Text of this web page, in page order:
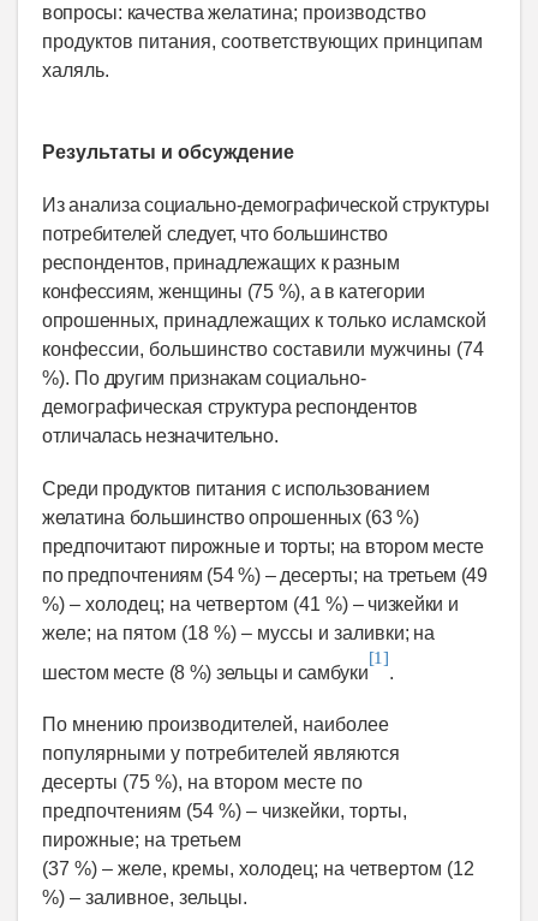
вопросы: качества желатина; производство
продуктов питания, соответствующих принципам
халяль.
Результаты и обсуждение
Из анализа социально-демографической структуры
потребителей следует, что большинство
респондентов, принадлежащих к разным
конфессиям, женщины (75 %), а в категории
опрошенных, принадлежащих к только исламской
конфессии, большинство составили мужчины (74
%). По другим признакамсоциально-
демографическая структура респондентов
отличалась незначительно.
Среди продуктов питания с использованием
желатина большинство опрошенных (63 %)
предпочитают пирожные и торты; на втором месте
по предпочтениям (54 %) – десерты; на третьем (49
%) – холодец; на четвертом (41 %) – чизкейки и
желе; на пятом (18 %) – муссы и заливки; на
шестом месте (8 %) зельцы и самбуки
[1]
По мнению производителей, наиболее
популярными у потребителей являются
десерты (75 %), на втором месте по
предпочтениям (54 %) – чизкейки, торты,
пирожные; на третьем
(37 %) – желе, кремы, холодец; на четвертом (12
%) – заливное, зельцы.